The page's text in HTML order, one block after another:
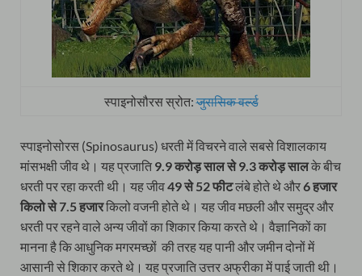
स्पाइनोसौरस स्रोत:जुरासिक वर्ल्ड
स्पाइनोसोरस (Spinosaurus) धरती में विचरने वाले सबसे विशालकाय
मांसभक्षी जीव थे। यह प्रजाति 9.9 करोड़ साल से 9.3 करोड़ सालके बीच
धरती पर रहा करती थी। यह जीव49 से 52 फीटलंबे होते थे और6 हजार
किलो से 7.5 हजारकिलो वजनी होते थे। यह जीव मछली और समुद्र और
धरती पर रहने वाले अन्य जीवों का शिकार किया करते थे। वैज्ञानिकों का
मानना है कि आधुनिक मगरमच्छों की तरह यह पानी और जमीन दोनों में
आसानी से शिकार करते थे। यह प्रजाति उत्तर अफ्रीका में पाई जाती थी।